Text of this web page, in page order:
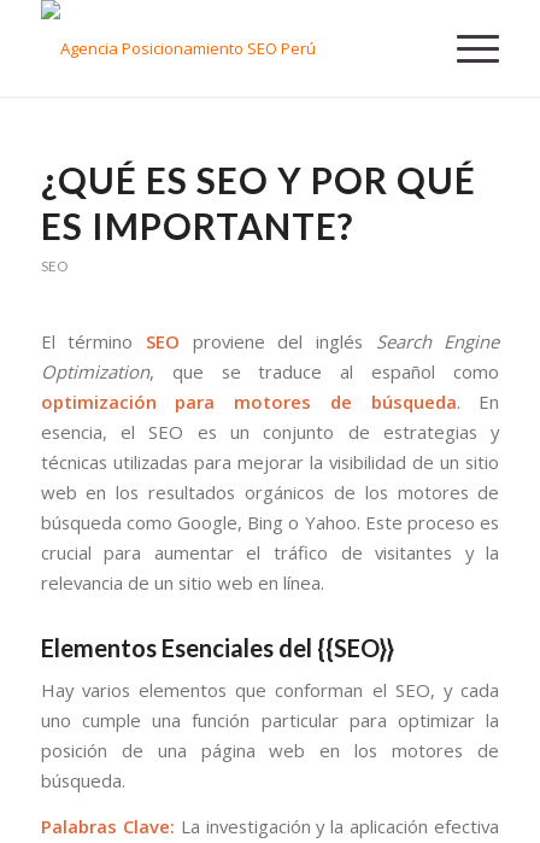
¿QUÉ ES SEO Y POR QUÉ
ES IMPORTANTE?
SEO
El término SEO proviene del inglés Search Engine
Optimization, que se traduce al español como
optimización para motores de búsqueda. En
esencia, el SEO es un conjunto de estrategias y
técnicas utilizadas para mejorar la visibilidad de un sitio
web en los resultados orgánicos de los motores de
búsqueda como Google, Bing o Yahoo. Este proceso es
crucial para aumentar el tráfico de visitantes y la
relevancia de un sitio web en línea.
Elementos Esenciales del {{SEO}}
Hay varios elementos que conforman el SEO, y cada
uno cumple una función particular para optimizar la
posición de una página web en los motores de
búsqueda.
Palabras Clave: La investigación y la aplicación efectiva